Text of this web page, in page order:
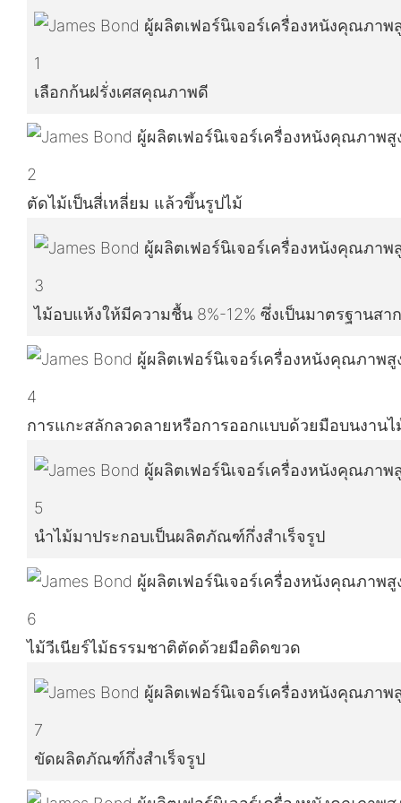
1
เลือกก้นฝรั่งเศสคุณภาพดี
2
ตัดไม้เป็นสี่เหลี่ยม แล้วขึ้นรูปไม้
3
ไม้อบแห้งให้มีความชื้น 8%-12% ซึ่งเป็นมาตรฐานสา
4
การแกะสลักลวดลายหรือการออกแบบด้วยมือบนงานไ
5
นำไม้มาประกอบเป็นผลิตภัณฑ์กึ่งสำเร็จรูป
6
ไม้วีเนียร์ไม้ธรรมชาติตัดด้วยมือติดขวด
7
ขัดผลิตภัณฑ์กึ่งสำเร็จรูป